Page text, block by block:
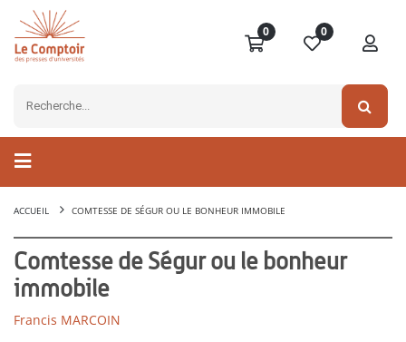
0 0
ACCUEIL COMTESSE DE SÉGUR OU LE BONHEUR IMMOBILE
Comtesse de Ségur ou le bonheur
immobile
Francis MARCOIN